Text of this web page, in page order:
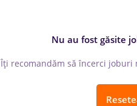
Nu au fost găsite
Îți recomandăm să încerci